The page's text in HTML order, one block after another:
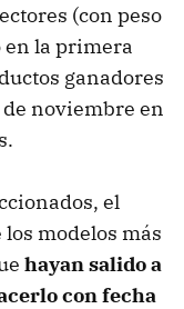
(con peso
la primera
ganadores
de noviembre en
el
modelos más
hayan salido a
con fecha